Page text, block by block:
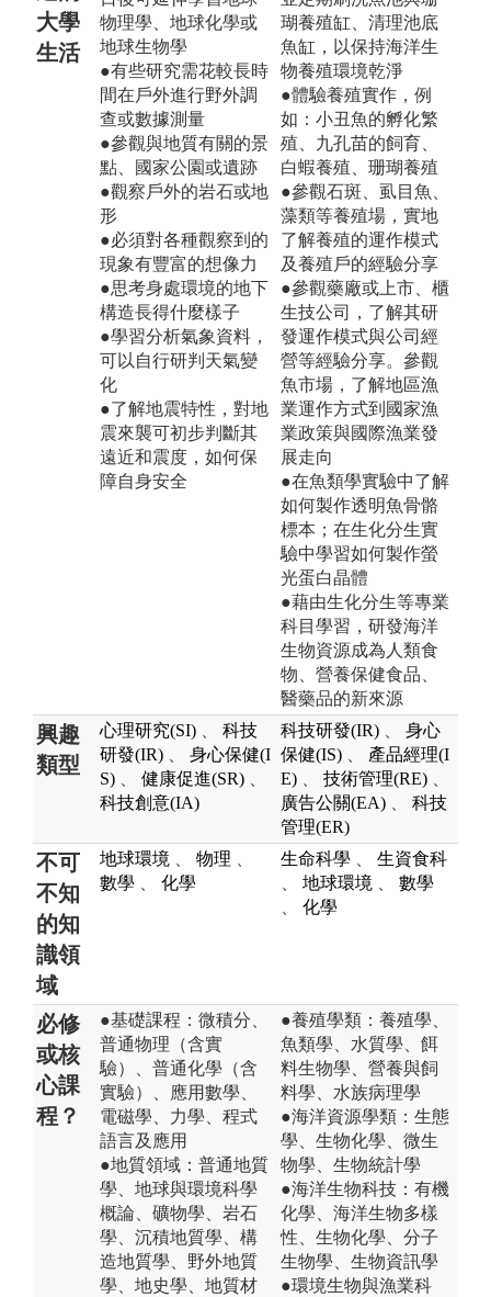
大學
生活
物理學、地球化學或
地球生物學
●有些研究需花較長時
間在戶外進行野外調
查或數據測量
●參觀與地質有關的景
點、國家公園或遺跡
●觀察戶外的岩石或地
形
●必須對各種觀察到的
現象有豐富的想像力
●思考身處環境的地下
構造長得什麼樣子
●學習分析氣象資料，
可以自行研判天氣變
化
●了解地震特性，對地
震來襲可初步判斷其
遠近和震度，如何保
障自身安全
瑚養殖缸、清理池底
魚缸，以保持海洋生
物養殖環境乾淨
●體驗養殖實作，例
如：小丑魚的孵化繁
殖、九孔苗的飼育、
白蝦養殖、珊瑚養殖
●參觀石斑、虱目魚、
藻類等養殖場，實地
了解養殖的運作模式
及養殖戶的經驗分享
●參觀藥廠或上市、櫃
生技公司，了解其研
發運作模式與公司經
營等經驗分享。參觀
魚市場，了解地區漁
業運作方式到國家漁
業政策與國際漁業發
展走向
●在魚類學實驗中了解
如何製作透明魚骨骼
標本；在生化分生實
驗中學習如何製作螢
光蛋白晶體
●藉由生化分生等專業
科目學習，研發海洋
生物資源成為人類食
物、營養保健食品、
醫藥品的新來源
興趣
類型
心理研究(SI)
科技
研發(IR)
身心保健(I
S)
健康促進(SR)
科技創意(IA)
科技研發(IR)
身心
保健(IS)
產品經理(I
E)
技術管理(RE)
廣告公關(EA)
科技
管理(ER)
不可
不知
的知
識領
域
地球環境 物理
數學
化學
生命科學
生資食科
地球環境
數學
化學
必修
或核
心課
程？
●基礎課程：微積分、
普通物理（含實
驗）、普通化學（含
實驗）、應用數學、
電磁學、力學、程式
語言及應用
●地質領域：普通地質
學、地球與環境科學
概論、礦物學、岩石
學、沉積地質學、構
造地質學、野外地質
學、地史學、地質材
●養殖學類：養殖學、
魚類學、水質學、餌
料生物學、營養與飼
料學、水族病理學
●海洋資源學類：生態
學、生物化學、微生
物學、生物統計學
●海洋生物科技：有機
化學、海洋生物多樣
性、生物化學、分子
生物學、生物資訊學
●環境生物與漁業科